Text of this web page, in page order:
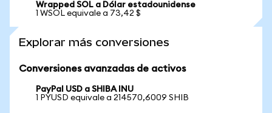
Wrapped SOL a Dólar estadounidense
1 WSOL equivale a 73,42 $
Explorar más conversiones
Conversiones avanzadas de activos
PayPal USD a SHIBA INU
1 PYUSD equivale a 214570,6009 SHIB